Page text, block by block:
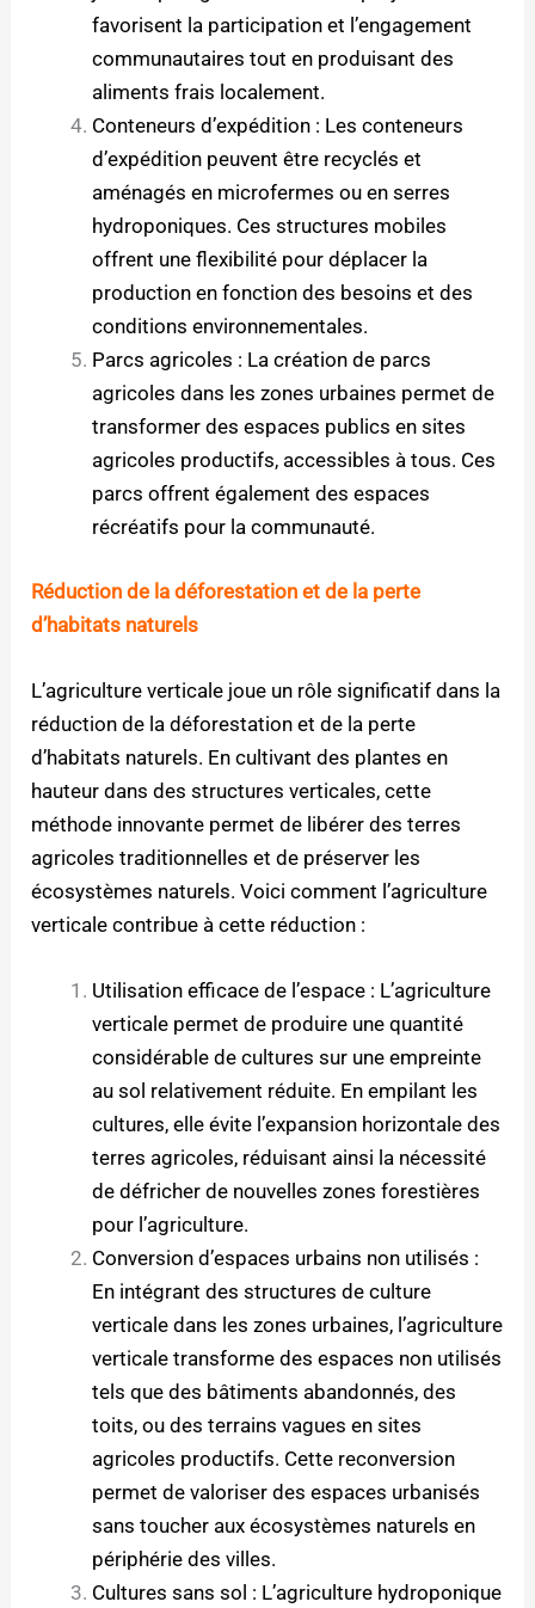
favorisent la participation et l’engagement
communautaires tout en produisant des
aliments frais localement.
Conteneurs d’expédition : Les conteneurs
d’expédition peuvent être recyclés et
aménagés en microfermes ou en serres
hydroponiques. Ces structures mobiles
offrent une flexibilité pour déplacer la
production en fonction des besoins et des
conditions environnementales.
Parcs agricoles : La création de parcs
agricoles dans les zones urbaines permet de
transformer des espaces publics en sites
agricoles productifs, accessibles à tous. Ces
parcs offrent également des espaces
récréatifs pour la communauté.
Réduction de la déforestation et de la perte
d’habitats naturels
L’agriculture verticale joue un rôle significatif dans la
réduction de la déforestation et de la perte
d’habitats naturels. En cultivant des plantes en
hauteur dans des structures verticales, cette
méthode innovante permet de libérer des terres
agricoles traditionnelles et de préserver les
écosystèmes naturels. Voici comment l’agriculture
verticale contribue à cette réduction :
Utilisation efficace de l’espace : L’agriculture
verticale permet de produire une quantité
considérable de cultures sur une empreinte
au sol relativement réduite. En empilant les
cultures, elle évite l’expansion horizontale des
terres agricoles, réduisant ainsi la nécessité
de défricher de nouvelles zones forestières
pour l’agriculture.
Conversion d’espaces urbains non utilisés :
En intégrant des structures de culture
verticale dans les zones urbaines, l’agriculture
verticale transforme des espaces non utilisés
tels que des bâtiments abandonnés, des
toits, ou des terrains vagues en sites
agricoles productifs. Cette reconversion
permet de valoriser des espaces urbanisés
sans toucher aux écosystèmes naturels en
périphérie des villes.
Cultures sans sol : L’agriculture hydroponique